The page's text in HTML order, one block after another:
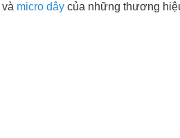
và micro dây của những thương